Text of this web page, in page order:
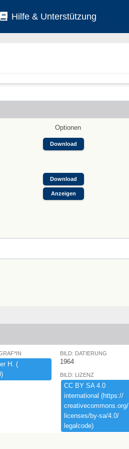
Hilfe & Unterstützung
Optionen
Download
Download
Anzeigen
​H.​ ​(​
BILD: DATIERUNG
1964
BILD: LIZENZ
CC ​BY ​SA ​4.​0 ​
international ​(​https:​/​/​
creativecommons.​org/​
licenses/​by-​sa/​4.​0/​
legalcode)​